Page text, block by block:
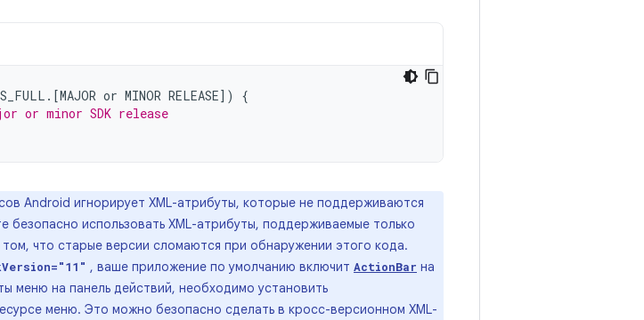
. [MAJOR or MINOR RELEASE] )
{
or minor SDK release
Android игнорирует XML-атрибуты, которые не поддерживаются
использовать XML-атрибуты, поддерживаемые только
что старые версии сломаются при обнаружении этого кода.
, ваше приложение по умолчанию включит ActionBar на
меню на панель действий, необходимо установить
меню. Это можно безопасно сделать в кросс-версионном XML-